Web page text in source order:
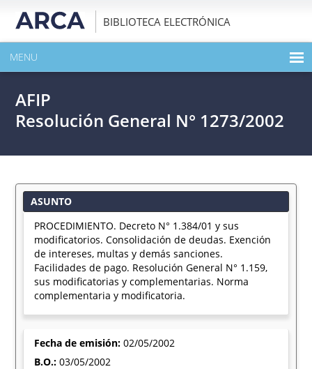
BIBLIOTECA ELECTRÓNICA
MENU
EXPANDIR TODO EL CONTENIDO DE LA PUBLICACIÓN
AFIP
Resolución General N° 1273/2002
ASUNTO
PROCEDIMIENTO. Decreto N° 1.384/01 y sus
modificatorios. Consolidación de deudas. Exención
de intereses, multas y demás sanciones.
Facilidades de pago. Resolución General N° 1.159,
sus modificatorias y complementarias. Norma
complementaria y modificatoria.
Fecha de emisión:02/05/2002
B.O.:03/05/2002